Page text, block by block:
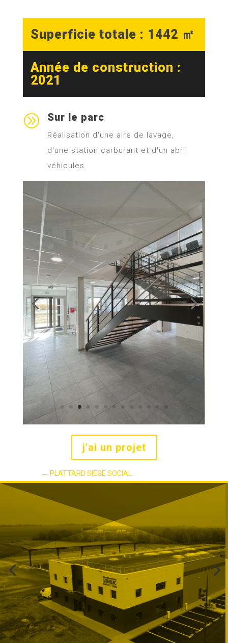
Superficie totale : 1442 ㎡
Année de construction :
2021
A Sur le parc
Réalisation d'une aire de lavage,
d'une station carburant et d'un abri
véhicules
j'ai un projet
← PLATTARD SIEGE SOCIAL